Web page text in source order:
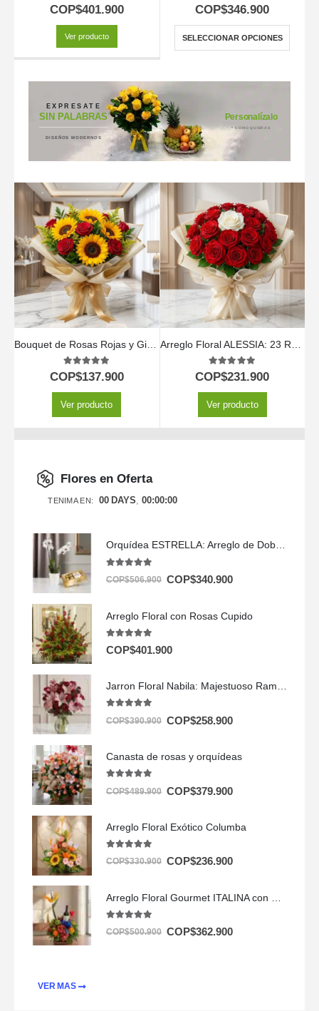
5.00out of 5
COP$401.900
Ver producto
5.00out of 5
COP$346.900
SELECCIONAR OPCIONES
EXPRESATE
SIN PALABRAS
DISEÑOS MODERNOS
Personalízalo
* COMO QUIERAS
5.00out of 5
COP$137.900
Ver producto
5.00out of 5
COP$231.900
Ver producto
Flores en Oferta
TENIMA EN: 00 DAYS 00:00:00
Orquídea ESTRELLA: Arreglo de Doble Vara con Chocolates ✨
out of 5
COP$506.900 COP$340.900
Arreglo Floral con Rosas Cupido
5.00out of 5
COP$401.900
COP$390.900 COP$258.900
Canasta de rosas y orquídeas
COP$489.900 COP$379.900
Arreglo Floral Exótico Columba
out of 5
COP$330.900 COP$236.900
out of 5
COP$500.900 COP$362.900
VER MAS